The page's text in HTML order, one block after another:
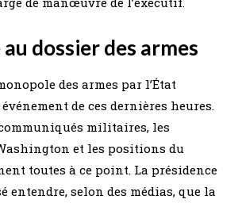
au dossier des armes
des armes par l’État
de ces dernières heures.
militaires, les
et les positions du
toutes à ce point. La présidence
entendre, selon des médias, que la